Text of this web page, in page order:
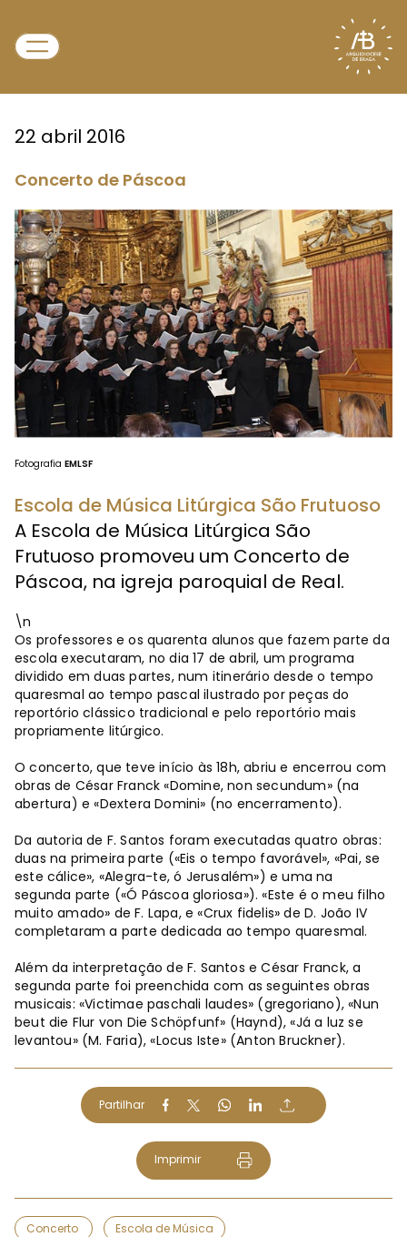
22 abril 2016
Concerto de Páscoa
Fotografia EMLSF
Escola de Música Litúrgica São Frutuoso
A Escola de Música Litúrgica São
Frutuoso promoveu um Concerto de
Páscoa, na igreja paroquial de Real.
\n
Os professores e os quarenta alunos que fazem parte da
escola executaram, no dia 17 de abril, um programa
dividido em duas partes, num itinerário desde o tempo
quaresmal ao tempo pascal ilustrado por peças do
reportório clássico tradicional e pelo reportório mais
propriamente litúrgico.
O concerto, que teve início às 18h, abriu e encerrou com
obras de César Franck «Domine, non secundum» (na
abertura) e «Dextera Domini» (no encerramento).
Da autoria de F. Santos foram executadas quatro obras:
duas na primeira parte («Eis o tempo favorável», «Pai, se
este cálice», «Alegra-te, ó Jerusalém») e uma na
segunda parte («Ó Páscoa gloriosa»). «Este é o meu filho
muito amado» de F. Lapa, e «Crux fidelis» de D. João IV
completaram a parte dedicada ao tempo quaresmal.
Além da interpretação de F. Santos e César Franck, a
segunda parte foi preenchida com as seguintes obras
musicais: «Victimae paschali laudes» (gregoriano), «Nun
beut die Flur von Die Schöpfunf» (Haynd), «Já a luz se
levantou» (M. Faria), «Locus Iste» (Anton Bruckner).
Partilhar
Imprimir
Concerto Escola de Música